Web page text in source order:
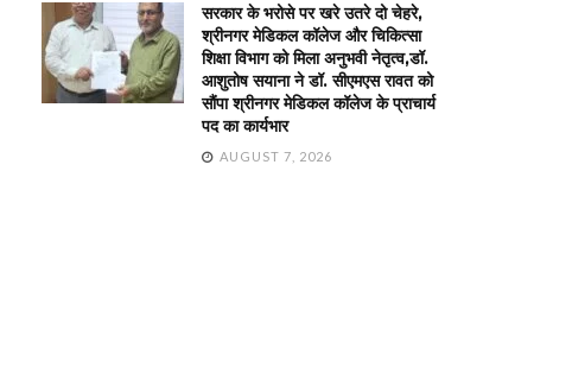
सरकार के भरोसे पर खरे उतरे दो चेहरे,
श्रीनगर मेडिकल कॉलेज और चिकित्सा
शिक्षा विभाग को मिला अनुभवी नेतृत्व,डॉ.
आशुतोष सयाना ने डॉ. सीएमएस रावत को
सौंपा श्रीनगर मेडिकल कॉलेज के प्राचार्य
पद का कार्यभार
AUGUST 7, 2026